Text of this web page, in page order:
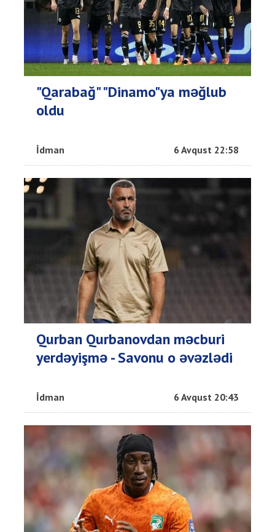
"Qarabağ" "Dinamo"ya məğlub
oldu
İdman 6 Avqust 22:58
Qurban Qurbanovdan məcburi
yerdəyişmə - Savonu o əvəzlədi
İdman 6 Avqust 20:43